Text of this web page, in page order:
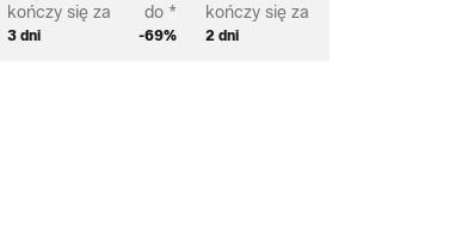
kończy się za
3 dni
do *
-69%
kończy się za
2 dni